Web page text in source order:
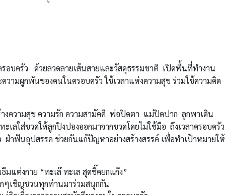
ครัว ด้วยลวดลายเส้นสายและวัสดุธรรมชาติ เปิดพื้นที่ทำงาน
ามผูกพันของคนในครอบครัว ใช้เวลาแห่งความสุข ร่วมใช้ความคิด
วามสุข ความรัก ความสามัคคี พ่อปิดตา แม่ปิดปาก ลูกพาเดิน
ลใส่ขวดให้ลูกปิงปองออกมาจากขวดโดยไม่ใช้มือ ถึงเวลาครอบครัว
าฟันอุปสรรค ช่วยกันแก้ปัญหาอย่างสร้างสรรค์ เพื่อทำเป้าหมายให้
แต่งกาย “ทะเล๊ ทะเล สุดชี๊คยกแก๊ง”
กๆเชิญชวนทุกท่านมาร่วมสนุกกัน